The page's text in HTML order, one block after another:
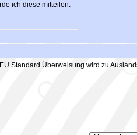
ich diese mitteilen.
Standard Überweisung wird zu